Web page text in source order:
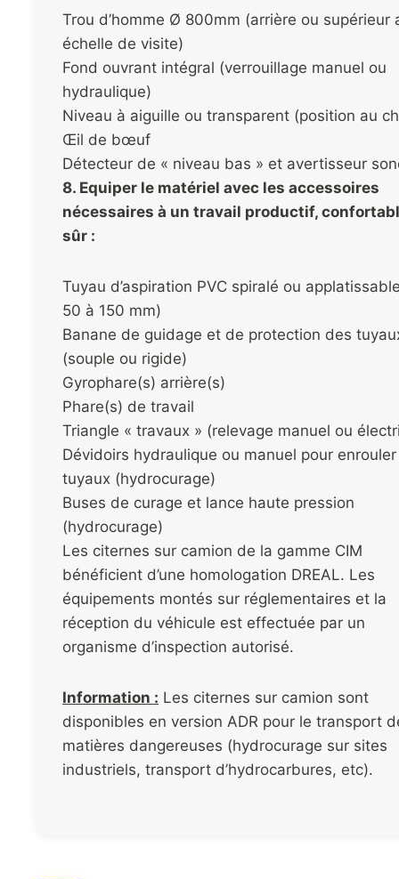
Trou d’homme Ø 800mm (arrière ou supérieur
échelle de visite)
Fond ouvrant intégral (verrouillage manuel ou
hydraulique)
Niveau à aiguille ou transparent (position au
Œil de bœuf
Détecteur de « niveau bas » et avertisseur
8. Equiper le matériel avec les accessoires
nécessaires à un travail productif,
sûr :
Tuyau d’aspiration PVC spiralé ou
50 à 150 mm)
Banane de guidage et de protection des
(souple ou rigide)
Gyrophare(s) arrière(s)
Phare(s) de travail
Triangle « travaux » (relevage manuel ou
Dévidoirs hydraulique ou manuel pour
tuyaux (hydrocurage)
Buses de curage et lance haute pression
(hydrocurage)
Les citernes sur camion de la gamme CIM
bénéficient d’une homologation DREAL. Les
équipements montés sur réglementaires et la
réception du véhicule est effectuée par un
organisme d’inspection autorisé.
Information : Les citernes sur camion sont
disponibles en version ADR pour le transport
matières dangereuses (hydrocurage sur sites
industriels, transport d’hydrocarbures, etc).